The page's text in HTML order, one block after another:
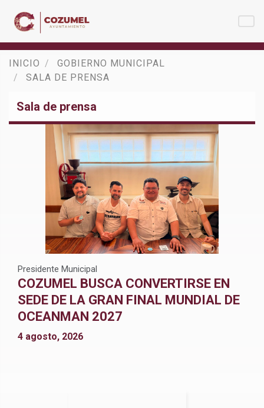
INICIO
GOBIERNO MUNICIPAL
SALA DE PRENSA
Sala de prensa
Presidente Municipal
COZUMEL BUSCA CONVERTIRSE EN
SEDE DE LA GRAN FINAL MUNDIAL DE
OCEANMAN 2027
4 agosto, 2026